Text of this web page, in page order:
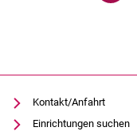
Kontakt/Anfahrt
Einrichtungen suchen